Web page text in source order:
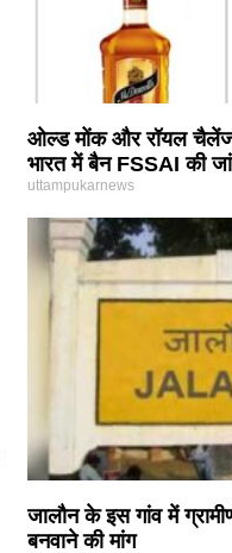
ओल्ड मोंक और रॉयल चैलेंज
भारत में बैन FSSAI की
uttampukarnews
जालौन के इस गांव में
बनवाने की मांग